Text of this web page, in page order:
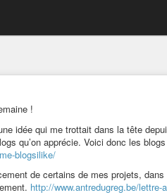
!
idée qui me trottait dans la tête
qu’on apprécie. Voici donc les
blogsilike/
de certains de mes projets,
http://www.antredugreg.be/lettre-